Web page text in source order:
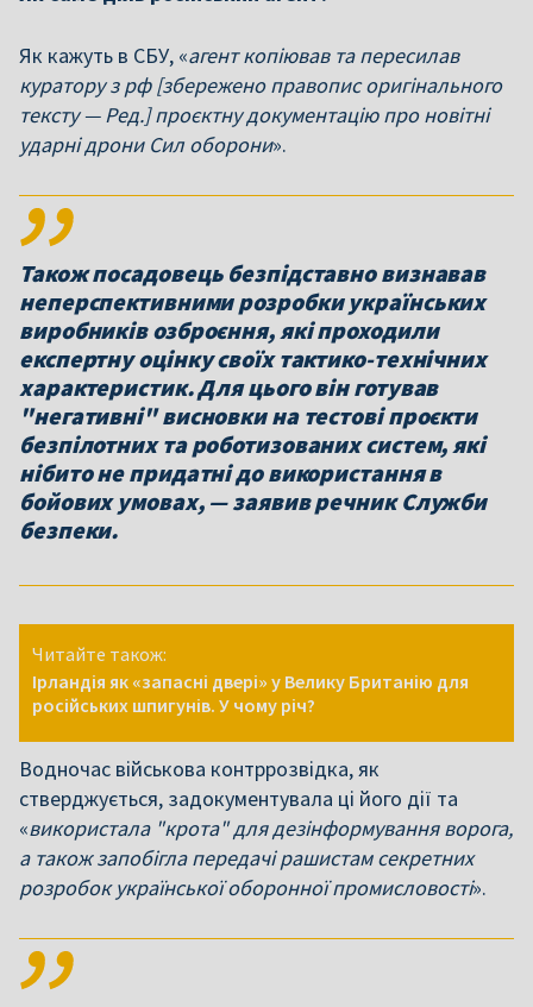
Як кажуть в СБУ, «агент копіював та пересилав
куратору з рф [збережено правопис оригінального
тексту — Ред.] проєктну документацію про новітні
ударні дрони Сил оборони».
Також посадовець безпідставно визнавав
неперспективними розробки українських
виробників озброєння, які проходили
експертну оцінку своїх тактико-технічних
характеристик. Для цього він готував
"негативні" висновки на тестові проєкти
безпілотних та роботизованих систем, які
нібито не придатні до використання в
бойових умовах, — заявив речник Служби
безпеки.
Читайте також:
Ірландія як «запасні двері» у Велику Британію для
російських шпигунів. У чому річ?
Водночас військова контррозвідка, як
стверджується, задокументувала ці його дії та
«використала "крота" для дезінформування ворога,
а також запобігла передачі рашистам секретних
розробок української оборонної промисловості».